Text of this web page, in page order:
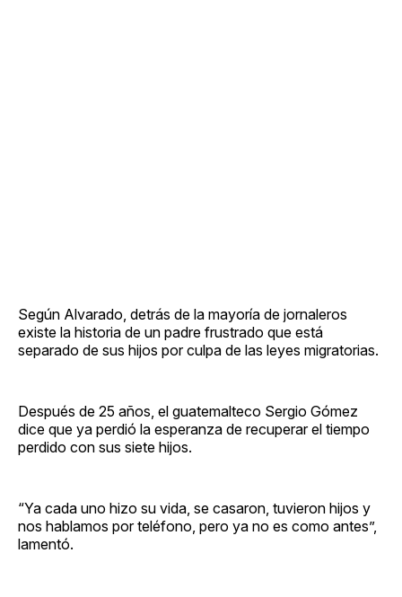
Según Alvarado, detrás de la mayoría de jornaleros
existe la historia de un padre frustrado que está
separado de sus hijos por culpa de las leyes migratorias.
Después de 25 años, el guatemalteco Sergio Gómez
dice que ya perdió la esperanza de recuperar el tiempo
perdido con sus siete hijos.
“Ya cada uno hizo su vida, se casaron, tuvieron hijos y
nos hablamos por teléfono, pero ya no es como antes”,
lamentó.